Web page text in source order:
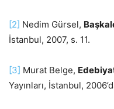
[2] Nedim Gürsel,
İstanbul, 2007, s. 11.
[3] Murat Belge,
Yayınları, İstanbul,